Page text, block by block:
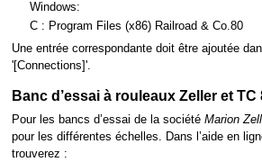
Windows:
C : Program Files (x86) Railroad & Co.80
Une entrée correspondante doit être ajoutée
'[Connections]'.
Banc d’essai à rouleaux Zeller et TC
Pour les bancs d’essai de la société Marion
pour les différentes échelles. Dans l’aide en
trouverez :